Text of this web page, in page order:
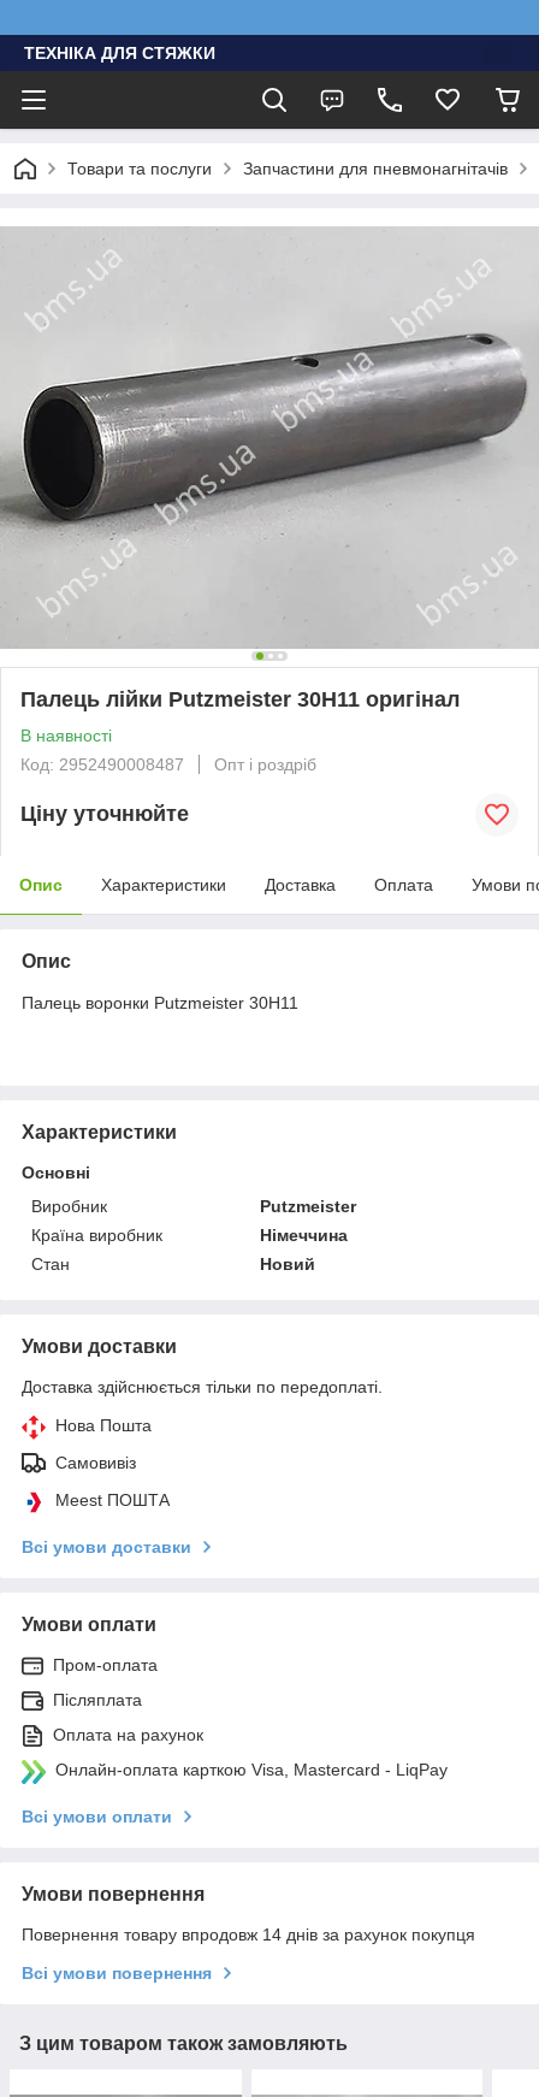
ТЕХНІКА ДЛЯ СТЯЖКИ
Товари та послуги Запчастини для пневмонагнітачів
Палець лійки Putzmeister 30H11 оригінал
В наявності
Код: 2952490008487
Опт і роздріб
Ціну уточнюйте
Опис Характеристики Доставка Оплата Умови
Опис
Палець воронки Putzmeister 30H11
Характеристики
Основні
Виробник
Putzmeister
Країна виробник
Німеччина
Стан
Новий
Умови доставки
Доставка здійснюється тільки по передоплаті.
Нова Пошта
Самовивіз
Meest ПОШТА
Всі умови доставки
Умови оплати
Пром-оплата
Післяплата
Оплата на рахунок
Онлайн-оплата карткою Visa, Mastercard - LiqPay
Всі умови оплати
Умови повернення
Повернення товару впродовж 14 днів за рахунок покупця
Всі умови повернення
З цим товаром також замовляють